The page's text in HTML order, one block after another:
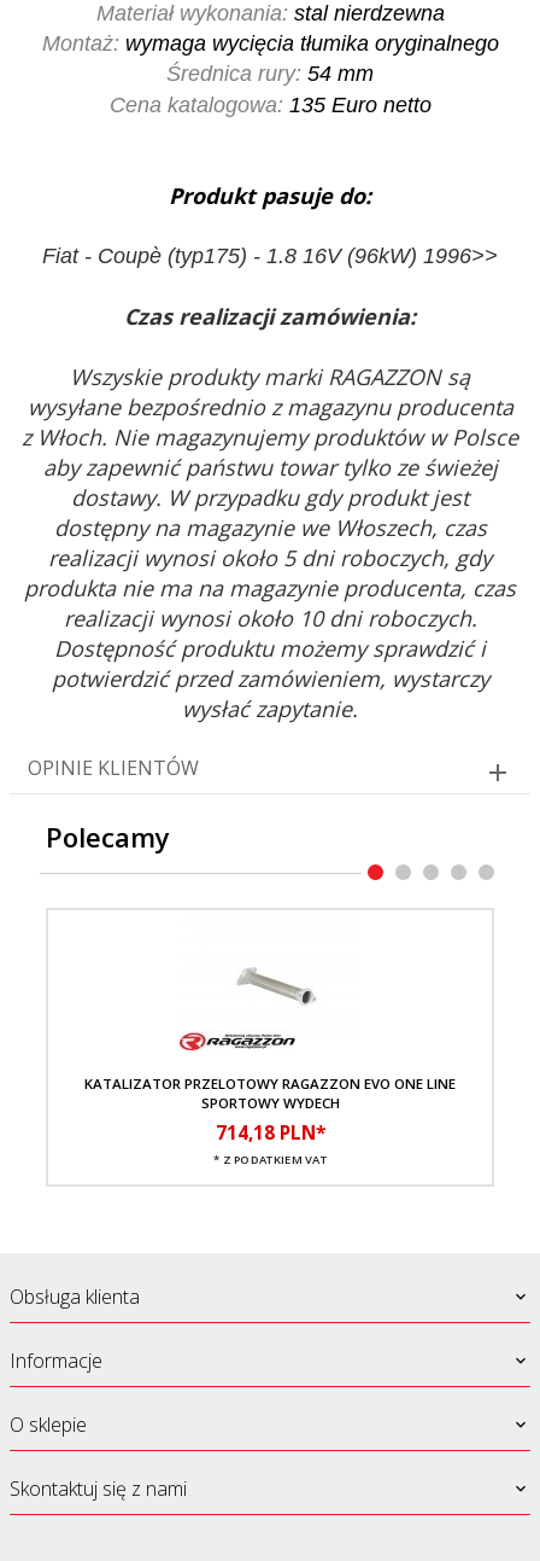
Materiał wykonania: stal nierdzewna
Montaż: wymaga wycięcia tłumika oryginalnego
Średnica rury: 54 mm
Cena katalogowa: 135 Euro netto
Produkt pasuje do:
Fiat - Coupè (typ175) - 1.8 16V (96kW) 1996>>
Czas realizacji zamówienia:
Wszyskie produkty marki RAGAZZON są
wysyłane bezpośrednio z magazynu producenta
z Włoch. Nie magazynujemy produktów w Polsce
aby zapewnić państwu towar tylko ze świeżej
dostawy. W przypadku gdy produkt jest
dostępny na magazynie we Włoszech, czas
realizacji wynosi około 5 dni roboczych, gdy
produkta nie ma na magazynie producenta, czas
realizacji wynosi około 10 dni roboczych.
Dostępność produktu możemy sprawdzić i
potwierdzić przed zamówieniem, wystarczy
wysłać zapytanie.
OPINIE KLIENTÓW
Polecamy
KATALIZATOR PRZELOTOWY RAGAZZON EVO ONE LINE
SPORTOWY WYDECH
714,18 PLN*
* Z PODATKIEM VAT
Obsługa klienta
Informacje
O sklepie
Skontaktuj się z nami